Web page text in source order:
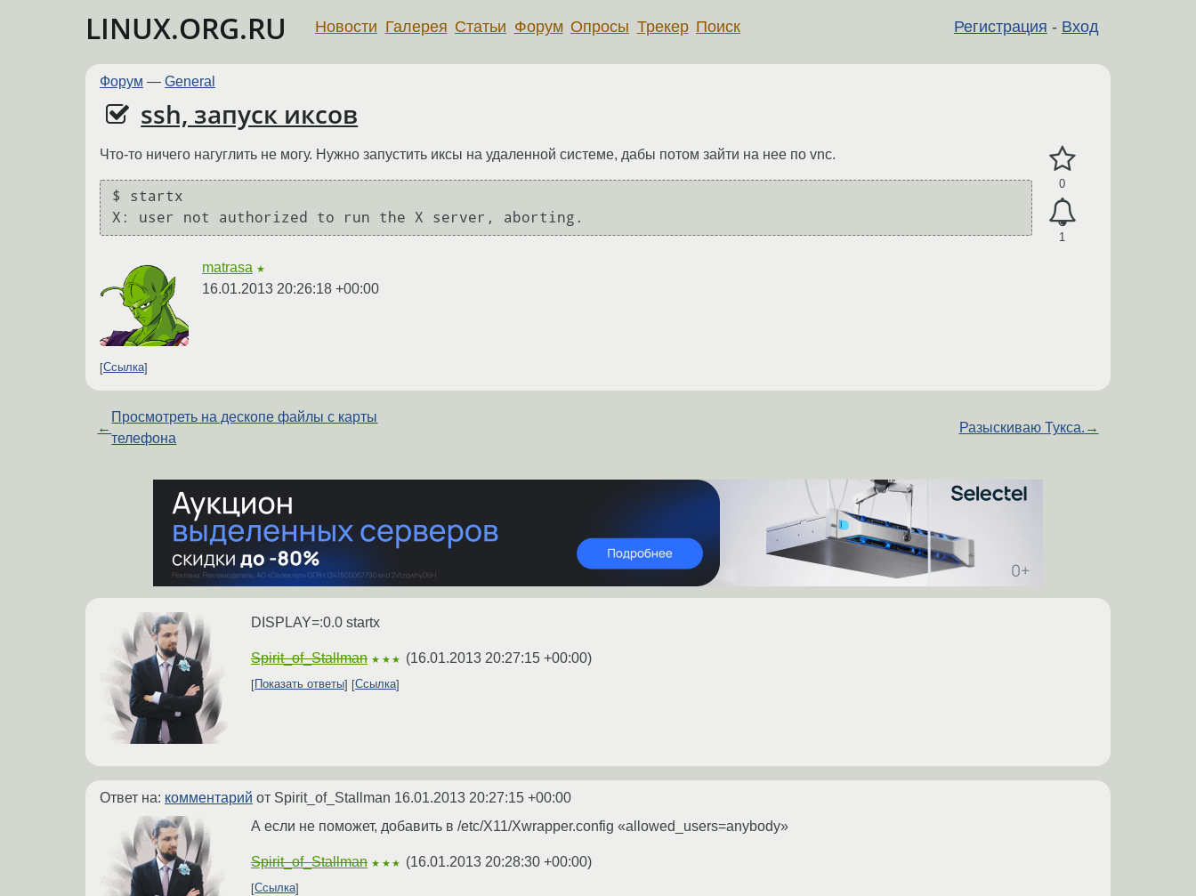
LINUX.ORG.RU Регистрация - Вход
Новости Галерея Статьи Форум Опросы Трекер Поиск
Форум — General
ssh, запуск иксов
0
1
Что-то ничего нагуглить не могу. Нужно запустить иксы на удаленной системе, дабы потом зайти на нее по vnc.
$ startx
X: user not authorized to run the X server, aborting.
matrasa ★
16.01.2013 20:26:18 +00:00
Ссылка
←
Просмотреть на дескопе файлы с карты
телефона
Разыскиваю Тукса. →
DISPLAY=:0.0 startx
Spirit_of_Stallman ★★★ (16.01.2013 20:27:15 +00:00)
Показать ответы Ссылка
Ответ на: комментарий от Spirit_of_Stallman 16.01.2013 20:27:15 +00:00
А если не поможет, добавить в /etc/X11/Xwrapper.config «allowed_users=anybody»
Spirit_of_Stallman ★★★ (16.01.2013 20:28:30 +00:00)
Ссылка